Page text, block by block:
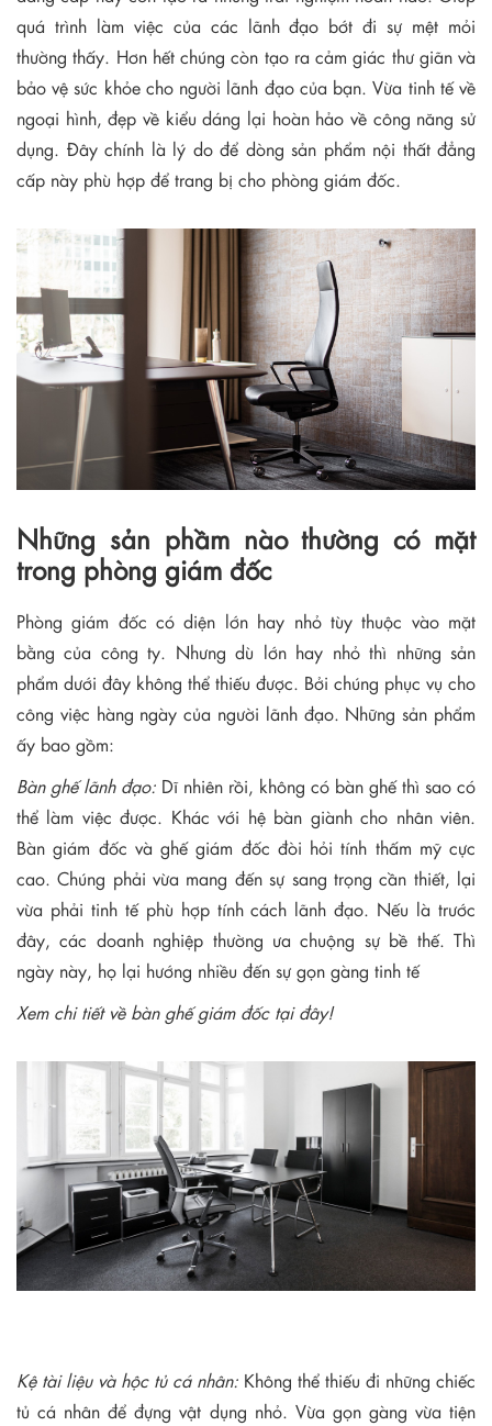
quá trình làm việc của các lãnh đạo bớt đi sự mệt mỏi
thường thấy. Hơn hết chúng còn tạo ra cảm giác thư giãn và
bảo vệ sức khỏe cho người lãnh đạo của bạn. Vừa tinh tế về
ngoại hình, đẹp về kiểu dáng lại hoàn hảo về công năng sử
dụng. Đây chính là lý do để dòng sản phẩm nội thất đẳng
cấp này phù hợp để trang bị cho phòng giám đốc.
Những sản phầm nào thường có mặt
trong phòng giám đốc
Phòng giám đốc có diện lớn hay nhỏ tùy thuộc vào mặt
bằng của công ty. Nhưng dù lớn hay nhỏ thì những sản
phẩm dưới đây không thể thiếu được. Bởi chúng phục vụ cho
công việc hàng ngày của người lãnh đạo. Những sản phẩm
ấy bao gồm:
Bàn ghế lãnh đạo: Dĩ nhiên rồi, không có bàn ghế thì sao có
thể làm việc được. Khác với hệ bàn giành cho nhân viên.
Bàn giám đốc và ghế giám đốc đòi hỏi tính thấm mỹ cực
cao. Chúng phải vừa mang đến sự sang trọng cần thiết, lại
vừa phải tinh tế phù hợp tính cách lãnh đạo. Nếu là trước
đây, các doanh nghiệp thường ưa chuộng sự bề thế. Thì
ngày này, họ lại hướng nhiều đến sự gọn gàng tinh tế
Xem chi tiết về bàn ghế giám đốc tại đây!
Kệ tài liệu và hộc tủ cá nhân: Không thể thiếu đi những chiếc
tủ cá nhân để đựng vật dụng nhỏ. Vừa gọn gàng vừa tiện